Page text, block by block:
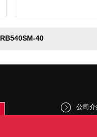
RB540SM-40
公司介
股東